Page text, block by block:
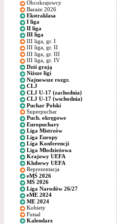
Obcokrajowcy
Baraże 2026
Ekstraklasa
I liga
II liga
III liga
III liga, gr. I
III liga, gr. II
III liga, gr. III
III liga, gr. IV
Dziś grają
Niższe ligi
Najnowsze rozgr.
CLJ
CLJ U-17 (zachodnia)
CLJ U-17 (wschodnia)
Puchar Polski
Superpuchar
Puch. okręgowe
Europuchary
Liga Mistrzów
Liga Europy
Liga Konferencji
Liga Młodzieżowa
Krajowy UEFA
Klubowy UEFA
Reprezentacja
eMŚ 2026
MŚ 2026
Liga Narodów 26/27
eME 2024
ME 2024
Kobiety
Futsal
Kalendarz